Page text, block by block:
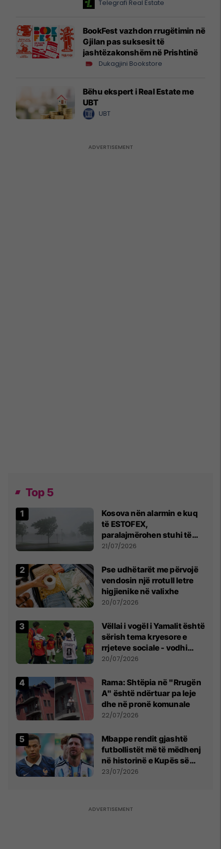
Telegrafi Real Estate
BookFest vazhdon rrugëtimin në
Gjilan pas suksesit të
jashtëzakonshëm në Prishtinë
Dukagjini Bookstore
Bëhu ekspert i Real Estate me
UBT
UBT
Top 5
Kosova nën alarmin e kuq
të ESTOFEX,
paralajmërohen stuhi të
fuqishme me breshër dhe
21/07/2026
Pse udhëtarët me përvojë
vendosin një rrotull letre
higjienike në valixhe
20/07/2026
Vëllai i vogël i Yamalit është
sërish tema kryesore e
rrjeteve sociale - vodhi
vëmendjen pas finales së
20/07/2026
Rama: Shtëpia në "Rrugën
A" është ndërtuar pa leje
dhe në pronë komunale
22/07/2026
Mbappe rendit gjashtë
futbollistët më të mëdhenj
në historinë e Kupës së
Botës, Messi mbetet i dyti
23/07/2026